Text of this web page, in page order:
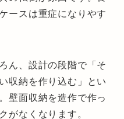
ースは重症になりやす
ん、設計の段階で「そ
収納を作り込む」とい
壁面収納を造作で作っ
がなくなります。